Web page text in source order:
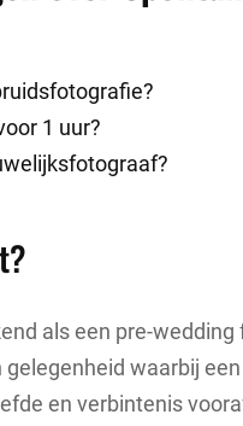
1 uur?
als een pre-
waarbij
en verbintenis